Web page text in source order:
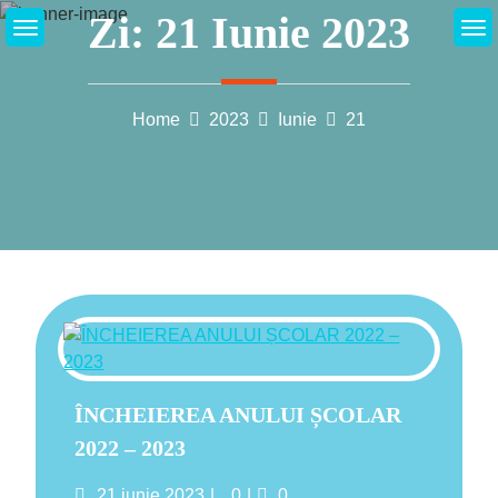
Skip
to
Zi: 21 Iunie 2023
Home 2023 Iunie 21
ÎNCHEIEREA ANULUI ȘCOLAR
2022 – 2023
Posted
Likes Comments